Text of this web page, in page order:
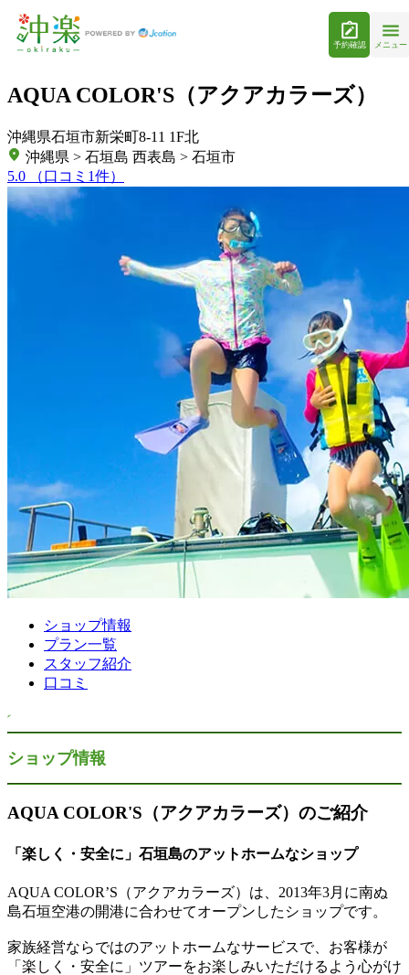
予約確認 メニュー
AQUA COLOR'S（アクアカラーズ）
沖縄県石垣市新栄町8-11 1F北
沖縄県 > 石垣島 西表島 > 石垣市
5.0
（口コミ1件）
ショップ情報
プラン一覧
スタッフ紹介
口コミ
ショップ情報
AQUA COLOR'S（アクアカラーズ）のご紹介
「楽しく・安全に」石垣島のアットホームなショップ
AQUA COLOR’S（アクアカラーズ）は、2013年3月に南ぬ
島石垣空港の開港に合わせてオープンしたショップです。
家族経営ならではのアットホームなサービスで、お客様が
「楽しく・安全に」ツアーをお楽しみいただけるよう心がけ